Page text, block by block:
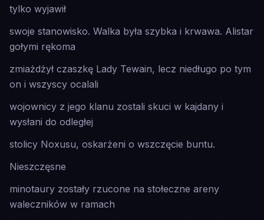
tylko wyjawił
swoje stanowisko. Walka była szybka i krwawa. Alistar
gołymi rękoma
zmiażdżył czaszkę Lady Tewain, lecz niedługo po tym
on i wszyscy ocalali
wojownicy z jego klanu zostali skuci w kajdany i
wysłani do odległej
stolicy Noxusu, oskarżeni o wszczęcie buntu.
Nieszczęsne
minotaury zostały rzucone na stołeczne areny
waleczników w ramach